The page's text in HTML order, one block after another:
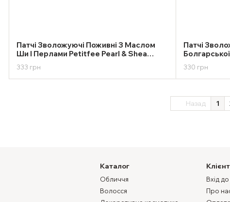
Патчі Зволожуючі Поживні З Маслом
Ши І Перлами Petitfee Pearl & Shea
Butter Eye Patch
333 грн
Патчі
Ruby &
330 грн
Назад 1
Каталог
Обличчя
Волосся
Вхід
Про